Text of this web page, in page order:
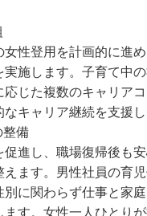
性登用を計画的に進
実施します。子育て中
じた複数のキャリア
キャリア継続を支援し
整備
進し、職場復帰後も
ます。男性社員の育
に関わらず仕事と家
す。女性一人ひとり